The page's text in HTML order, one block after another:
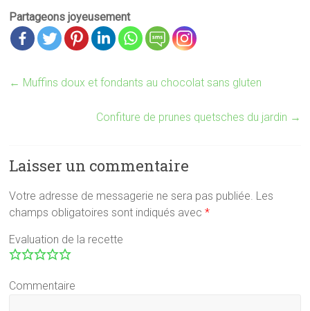
Partageons joyeusement
← Muffins doux et fondants au chocolat sans gluten
Confiture de prunes quetsches du jardin →
Laisser un commentaire
Votre adresse de messagerie ne sera pas publiée. Les
champs obligatoires sont indiqués avec*
Evaluation de la recette
Commentaire